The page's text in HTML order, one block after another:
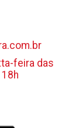
feira das